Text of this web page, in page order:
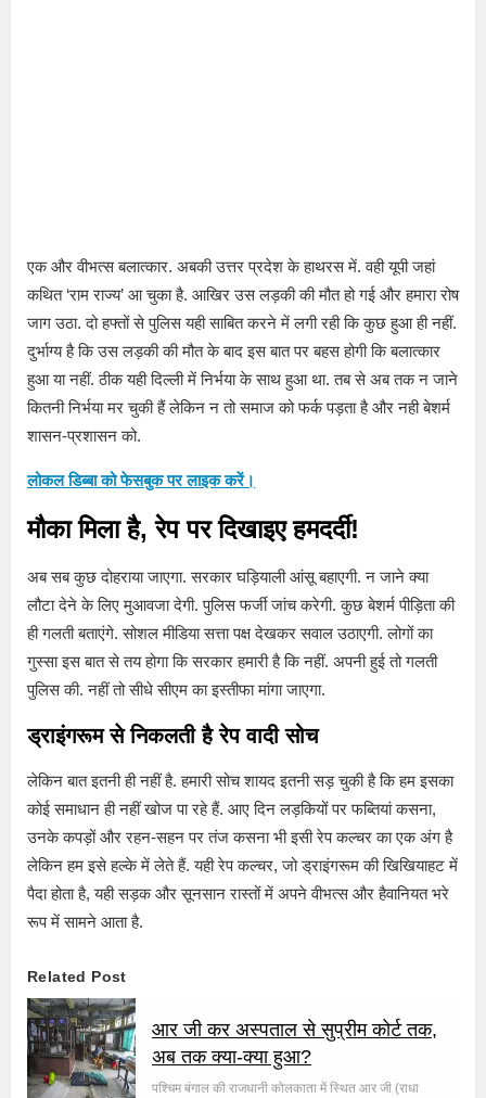
एक और वीभत्स बलात्कार. अबकी उत्तर प्रदेश के हाथरस में. वही यूपी जहां
कथित ‘राम राज्य’ आ चुका है. आखिर उस लड़की की मौत हो गई और हमारा रोष
जाग उठा. दो हफ्तों से पुलिस यही साबित करने में लगी रही कि कुछ हुआ ही नहीं.
दुर्भाग्य है कि उस लड़की की मौत के बाद इस बात पर बहस होगी कि बलात्कार
हुआ या नहीं. ठीक यही दिल्ली में निर्भया के साथ हुआ था. तब से अब तक न जाने
कितनी निर्भया मर चुकी हैं लेकिन न तो समाज को फर्क पड़ता है और नही बेशर्म
शासन-प्रशासन को.
लोकल डिब्बा को फेसबुक पर लाइक करें।
मौका मिला है, रेप पर दिखाइए हमदर्दी!
अब सब कुछ दोहराया जाएगा. सरकार घड़ियाली आंसू बहाएगी. न जाने क्या
लौटा देने के लिए मुआवजा देगी. पुलिस फर्जी जांच करेगी. कुछ बेशर्म पीड़िता की
ही गलती बताएंगे. सोशल मीडिया सत्ता पक्ष देखकर सवाल उठाएगी. लोगों का
गुस्सा इस बात से तय होगा कि सरकार हमारी है कि नहीं. अपनी हुई तो गलती
पुलिस की. नहीं तो सीधे सीएम का इस्तीफा मांगा जाएगा.
ड्राइंगरूम से निकलती है रेप वादी सोच
लेकिन बात इतनी ही नहीं है. हमारी सोच शायद इतनी सड़ चुकी है कि हम इसका
कोई समाधान ही नहीं खोज पा रहे हैं. आए दिन लड़कियों पर फब्तियां कसना,
उनके कपड़ों और रहन-सहन पर तंज कसना भी इसी रेप कल्चर का एक अंग है
लेकिन हम इसे हल्के में लेते हैं. यही रेप कल्चर, जो ड्राइंगरूम की खिखियाहट में
पैदा होता है, यही सड़क और सूनसान रास्तों में अपने वीभत्स और हैवानियत भरे
रूप में सामने आता है.
Related Post
आर जी कर अस्पताल से सुप्रीम कोर्ट तक,
अब तक क्या-क्या हुआ?
पश्चिम बंगाल की राजधानी कोलकाता में स्थित आर जी (राधा